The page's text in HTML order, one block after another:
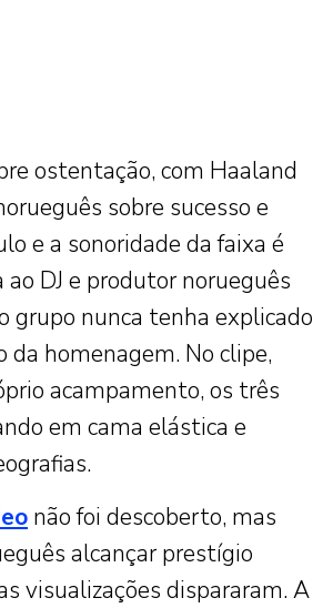
ostentação, com Haaland
sobre sucesso e
e a sonoridade da faixa é
ao DJ e produtor norueguês
grupo nunca tenha explicado
homenagem. No clipe,
acampamento, os três
em cama elástica e
não foi descoberto, mas
alcançar prestígio
visualizações dispararam. A